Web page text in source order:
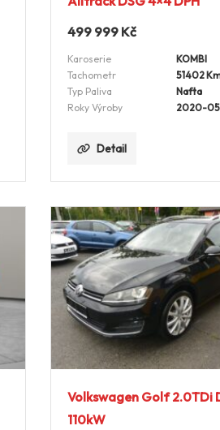
499 999 Kč
Karoserie
KOMBI
Tachometr
51402
Typ Paliva
Nafta
Roky Výroby
2020-
Detail
Volkswagen Golf 2.0TDi
110kW